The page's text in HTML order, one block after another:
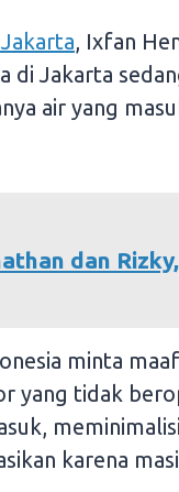
, Ixfan
di Jakarta
air yang
dan
minta
yang tidak
karena